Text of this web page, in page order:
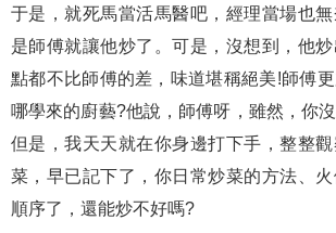
于是，就死馬當活馬醫吧，經理當場也
是師傅就讓他炒了。可是，沒想到，他
點都不比師傅的差，味道堪稱絕美!師傅
哪學來的廚藝?他說，師傅呀，雖然，你
但是，我天天就在你身邊打下手，整整
菜，早已記下了，你日常炒菜的方法、
順序了，還能炒不好嗎?